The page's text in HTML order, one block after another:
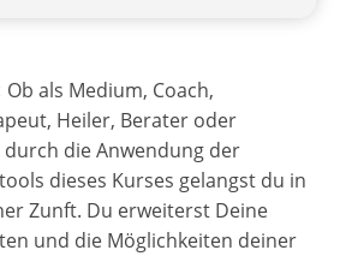
Ob als Medium, Coach,
Heiler, Berater oder
die Anwendung der
dieses Kurses gelangst du in
Zunft. Du erweiterst Deine
und die Möglichkeiten deiner